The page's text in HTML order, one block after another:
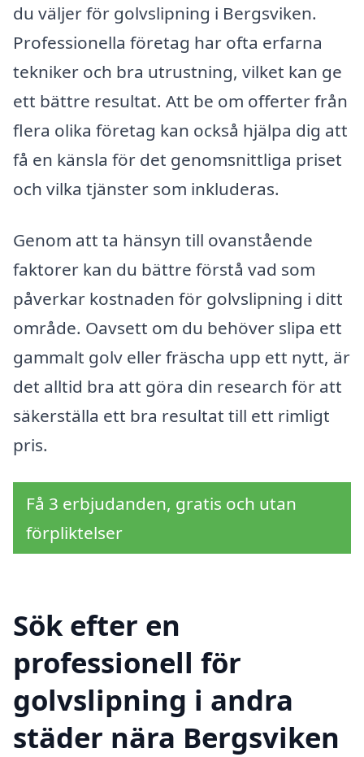
du väljer för golvslipning i Bergsviken.
Professionella företag har ofta erfarna
tekniker och bra utrustning, vilket kan ge
ett bättre resultat. Att be om offerter från
flera olika företag kan också hjälpa dig att
få en känsla för det genomsnittliga priset
och vilka tjänster som inkluderas.
Genom att ta hänsyn till ovanstående
faktorer kan du bättre förstå vad som
påverkar kostnaden för golvslipning i ditt
område. Oavsett om du behöver slipa ett
gammalt golv eller fräscha upp ett nytt, är
det alltid bra att göra din research för att
säkerställa ett bra resultat till ett rimligt
pris.
Få 3 erbjudanden, gratis och utan
förpliktelser
Sök efter en
professionell för
golvslipning i andra
städer nära Bergsviken